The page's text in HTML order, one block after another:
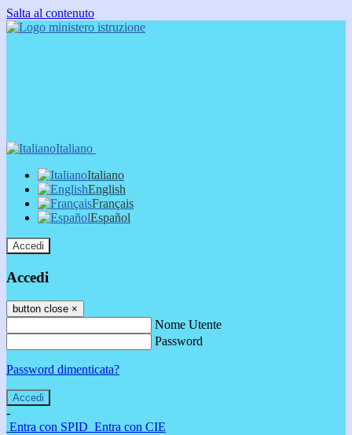
Salta al contenuto
Italiano
Italiano
English
Français
Español
Accedi
Accedi
button close ×
Nome Utente
Password
Password dimenticata?
-
Entra con SPID Entra con CIE